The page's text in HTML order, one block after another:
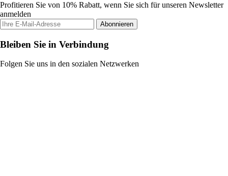
Profitieren Sie von 10% Rabatt, wenn Sie sich für unseren Newsletter
anmelden
Abonnieren
Bleiben Sie in Verbindung
Folgen Sie uns in den sozialen Netzwerken